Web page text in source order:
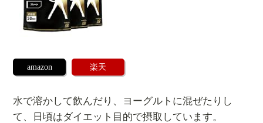
amazon 楽天
水で溶かして飲んだり、ヨーグルトに混ぜたりし
て、日頃はダイエット目的で摂取しています。